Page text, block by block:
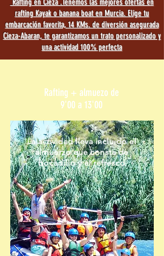
rafting Kayak o banana boat en Murcia. Elige tu
embarcación favorita, 14 KMs. de diversión asegurada
Cieza-Abaran, te garantizamos un trato personalizado y
una actividad 100% perfecta
Rafting + almuezo de
9'00 a 13'00
La actividad lleva incluido el
almuerzo que consta de
bocadillo y el refresco